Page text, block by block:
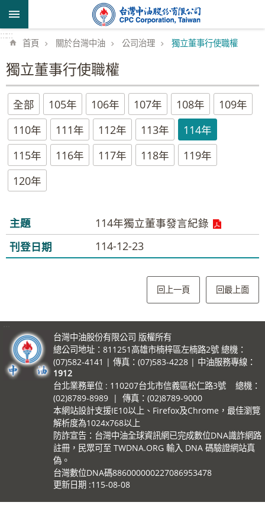
跳到主要內容區塊
::::::
首頁 關於台灣中油 公司治理 獨立董事行使職權
獨立董事行使職權
全部 105年 106年 107年 108年
109年
110年
111年 112年 113年
114年
115年
116年 117年 118年
119年
120年
114年獨立董事發言紀錄
114-12-23
回上一頁 回最上面
台灣中油股份有限公司 版權所有
總公司地址：811251高雄市楠梓區左楠路2號 總機：
(07)582-4141 | 傳真：(07)583-4228 | 中油服務專線：
1912
台北業務單位 : 110207台北市信義區松仁路3號 總機：
(02)8789-8989 | 傳真：(02)8789-9000
本網站設計支援IE10以上、Firefox及Chrome，最佳瀏覽
解析度為1024x768以上
防詐宣告：台灣中油全球資訊網已完成數位DNA識詐網路
註冊，民眾可至 TWDNA.ORG 輸入 DNA 碼驗證網站真
偽。
台灣數位DNA碼886000000227086953478
更新日期 115-08-08